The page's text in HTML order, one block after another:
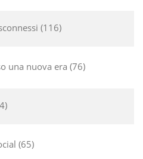
116
una nuova era 76
65